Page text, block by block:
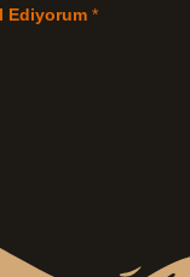
Ediyorum *